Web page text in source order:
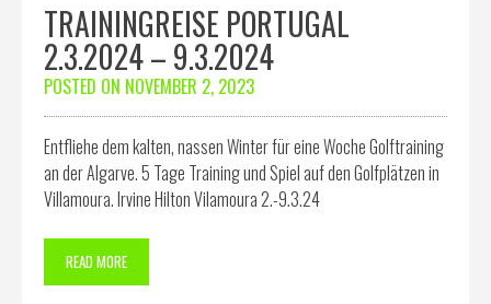
TRAININGREISE PORTUGAL
2.3.2024 – 9.3.2024
POSTED ON NOVEMBER 2, 2023
Entfliehe dem kalten, nassen Winter für eine Woche Golftraining
an der Algarve. 5 Tage Training und Spiel auf den Golfplätzen in
Villamoura. Irvine Hilton Vilamoura 2.-9.3.24
READ MORE